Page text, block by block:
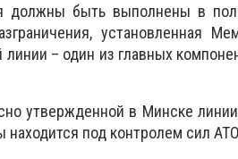
должны быть выполнены в
установленная
линии – один из главных
утвержденной в Минске
под контролем сил